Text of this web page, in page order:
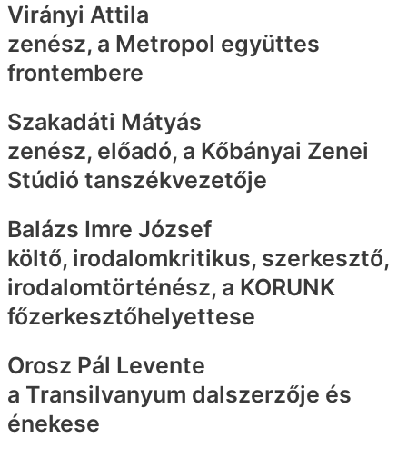
Virányi Attila
zenész, a Metropol együttes
frontembere
Szakadáti Mátyás
zenész, előadó, a Kőbányai Zenei
Stúdió tanszékvezetője
Balázs Imre József
költő, irodalomkritikus, szerkesztő,
irodalomtörténész, a KORUNK
főzerkesztőhelyettese
Orosz Pál Levente
a Transilvanyum dalszerzője és
énekese